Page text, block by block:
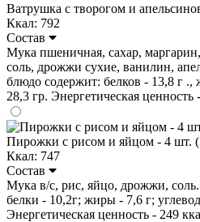
Ватрушка с творогом и
Ккал: 792
Состав
Мука пшеничная, сахар,
соль, дрожжи сухие, ванилин,
блюдо содержит: белков - 13,8 г .,
28,3 гр. Энергетическая ценность
Пирожки с рисом и яйцом - 4 шт.
Ккал: 747
Состав
Мука в/с, рис, яйцо, дрожжи,
белки - 10,2г; жиры - 7,6 г;
Энергетическая ценность - 249